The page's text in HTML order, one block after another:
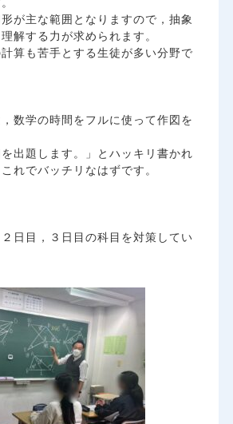
が主な範囲となりますので，抽象
解する力が求められます。
算も苦手とする生徒が多い分野で
数学の時間をフルに使って作図を
出題します。」とハッキリ書かれ
れでバッチリなはずです。
日目，３日目の科目を対策してい